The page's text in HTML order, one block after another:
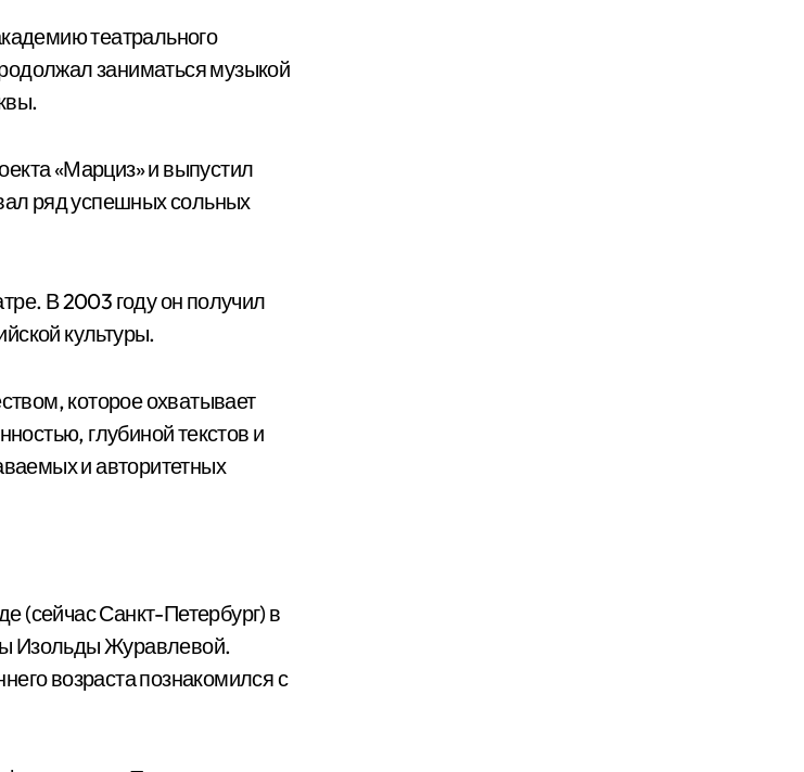
театрального
заниматься музыкой
«Марциз» и выпустил
ряд успешных сольных
В 2003 году он получил
культуры.
которое охватывает
глубиной текстов и
и авторитетных
(сейчас Санкт-Петербург) в
Изольды Журавлевой.
возраста познакомился с